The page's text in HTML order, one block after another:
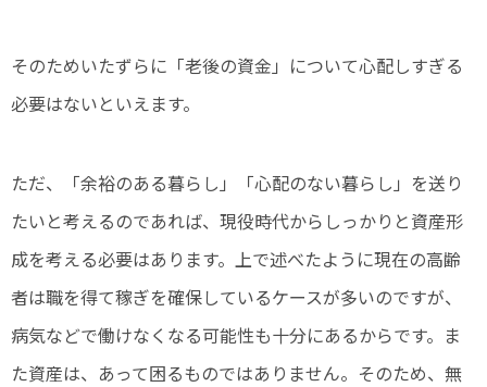
そのためいたずらに「老後の資金」について心配しすぎる
必要はないといえます。
ただ、「余裕のある暮らし」「心配のない暮らし」を送り
たいと考えるのであれば、現役時代からしっかりと資産形
成を考える必要はあります。上で述べたように現在の高齢
者は職を得て稼ぎを確保しているケースが多いのですが、
病気などで働けなくなる可能性も十分にあるからです。ま
た資産は、あって困るものではありません。そのため、無